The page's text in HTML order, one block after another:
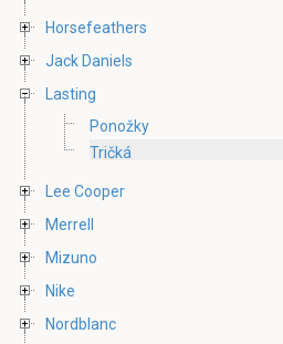
Horsefeathers
Jack Daniels
Lasting
Ponožky
Tričká
Lee Cooper
Merrell
Mizuno
Nike
Nordblanc